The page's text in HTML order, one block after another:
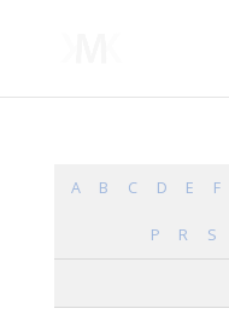
A B C D E F
P R S